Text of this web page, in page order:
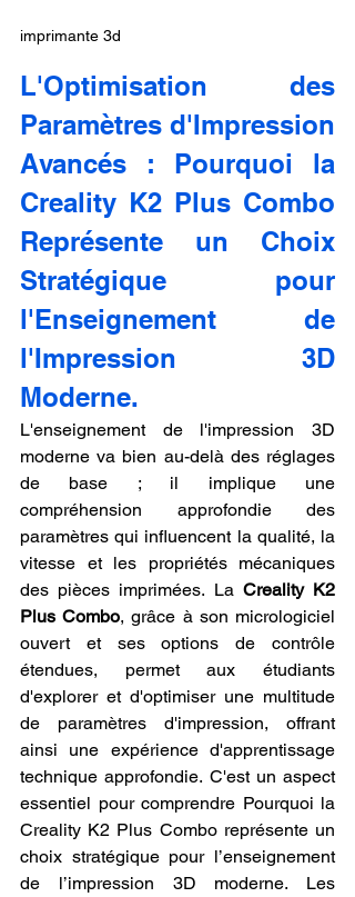
imprimante 3d
L'Optimisation des
Paramètres d'Impression
Avancés : Pourquoi la
Creality K2 Plus Combo
Représente un Choix
Stratégique pour
l'Enseignement de
l'Impression 3D
Moderne.
L'enseignement de l'impression 3D
moderne va bien au-delà des réglages
de base ; il implique une
compréhension approfondie des
paramètres qui influencent la qualité, la
vitesse et les propriétés mécaniques
des pièces imprimées. La Creality K2
Plus Combo, grâce à son micrologiciel
ouvert et ses options de contrôle
étendues, permet aux étudiants
d'explorer et d'optimiser une multitude
de paramètres d'impression, offrant
ainsi une expérience d'apprentissage
technique approfondie. C'est un aspect
essentiel pour comprendre Pourquoi la
Creality K2 Plus Combo représente un
choix stratégique pour l’enseignement
de l’impression 3D moderne. Les